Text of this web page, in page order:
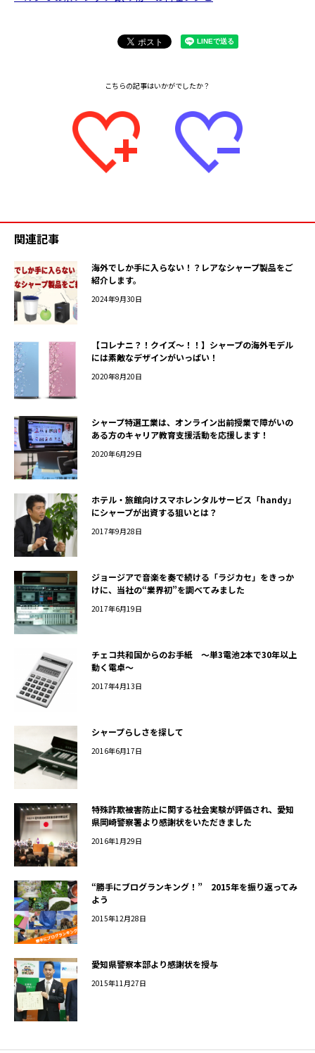
関連記事
海外でしか手に入らない！？レアなシャープ製品をご
紹介します。
2024年9月30日
【コレナニ？！クイズ～！！】シャープの海外モデル
には素敵なデザインがいっぱい！
2020年8月20日
シャープ特選工業は、オンライン出前授業で障がいの
ある方のキャリア教育支援活動を応援します！
2020年6月29日
ホテル・旅館向けスマホレンタルサービス「handy」
にシャープが出資する狙いとは？
2017年9月28日
ジョージアで音楽を奏で続ける「ラジカセ」をきっか
けに、当社の“業界初”を調べてみました
2017年6月19日
チェコ共和国からのお手紙 ～単3電池2本で30年以上
動く電卓～
2017年4月13日
シャープらしさを探して
2016年6月17日
特殊詐欺被害防止に関する社会実験が評価され、愛知
県岡崎警察署より感謝状をいただきました
2016年1月29日
“勝手にブログランキング！” 2015年を振り返ってみ
よう
2015年12月28日
愛知県警察本部より感謝状を授与
2015年11月27日